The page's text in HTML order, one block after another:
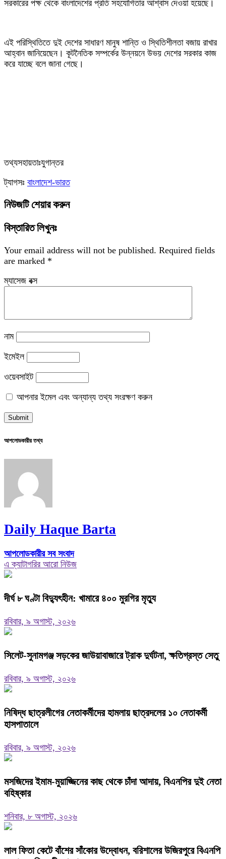
সরকারের পক্ষ থেকে বাংলাদেশের প্রতি সহযোগিতার আশ্বাস দেওয়া হয়েছে।
‎এই পরিস্থিতিতে দুই দেশের সাধারণ মানুষ শান্তি ও স্থিতিশীলতা বজায় রাখার
আহ্বান জানিয়েছেন। কূটনৈতিক সম্পর্কের উন্নয়নে উভয় দেশের সরকার কাজ
করে যাচ্ছে বলে জানা গেছে।
‎তথ্যসহায়তাঃযুগান্তর
ট্যাগসঃ বাংলাদেশ-ভারত
নিউজটি শেয়ার করুন
বিস্তারিত লিখুনঃ
Your email address will not be published. Required fields
are marked *
ম্যাসেজ বক্স
নাম
ইমেইল
ওয়েবসাইট
আপনার ইমেল এবং অন্যান্য তথ্য সংরক্ষণ করুন
আপলোডকারীর তথ্য
Daily Haque Barta
আপলোডকারীর সব সংবাদ
এ ক্যাটাগরির আরো নিউজ
দীর্ঘ ৮ ঘণ্টা বিদ্যুৎহীন: খামারে ৪০০ মুরগির মৃত্যু
রবিবার, ৯ অগাস্ট, ২০২৬
‎সিলেট-সুনামগঞ্জ সড়কের জাউয়াবাজারে ট্রাক দুর্ঘটনা, ক্ষতিগ্রস্ত সেতু
রবিবার, ৯ অগাস্ট, ২০২৬
নিষিদ্ধ ছাত্রলীগের নেতাকর্মীদের হামলায় ছাত্রদলের ১০ নেতাকর্মী
হাসপাতালে
রবিবার, ৯ অগাস্ট, ২০২৬
মসজিদের ইমাম-মুয়াজ্জিনের কাছ থেকে চাঁদা আদায়, বিএনপির দুই নেতা
বহিষ্কার
শনিবার, ৮ অগাস্ট, ২০২৬
‎লাল ফিতা কেটে বাঁশের সাঁকোর উদ্বোধন, বরিশালের উজিরপুরে বিএনপি